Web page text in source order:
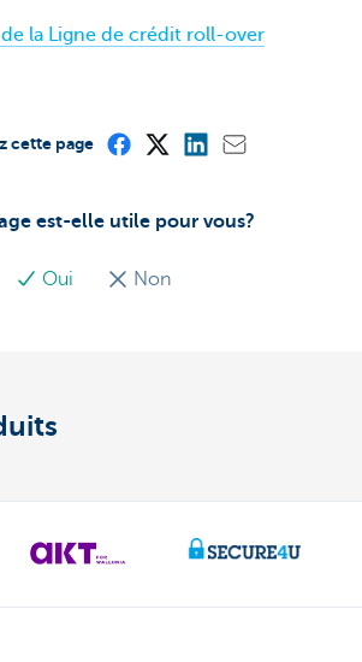
la Ligne de crédit roll-over
est-elle utile pour vous?
Oui Non
cette page